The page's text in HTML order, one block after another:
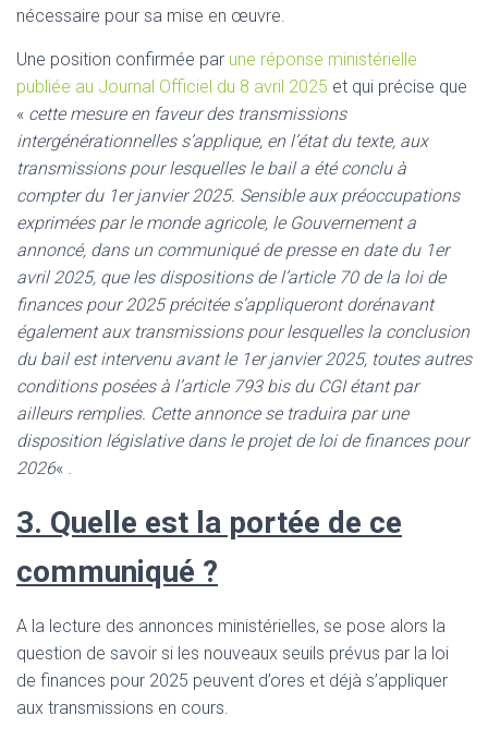
nécessaire pour sa mise en œuvre.
Une position confirmée par une réponse ministérielle
publiée au Journal Officiel du 8 avril 2025 et qui précise que
« cette mesure en faveur des transmissions
intergénérationnelles s’applique, en l’état du texte, aux
transmissions pour lesquelles le bail a été conclu à
compter du 1er janvier 2025. Sensible aux préoccupations
exprimées par le monde agricole, le Gouvernement a
annoncé, dans un communiqué de presse en date du 1er
avril 2025, que les dispositions de l’article 70 de la loi de
finances pour 2025 précitée s’appliqueront dorénavant
également aux transmissions pour lesquelles la conclusion
du bail est intervenu avant le 1er janvier 2025, toutes autres
conditions posées à l’article 793 bis du CGI étant par
ailleurs remplies. Cette annonce se traduira par une
disposition législative dans le projet de loi de finances pour
2026« .
3. Quelle est la portée de ce
communiqué ?
A la lecture des annonces ministérielles, se pose alors la
question de savoir si les nouveaux seuils prévus par la loi
de finances pour 2025 peuvent d’ores et déjà s’appliquer
aux transmissions en cours.